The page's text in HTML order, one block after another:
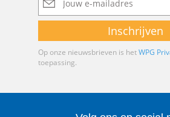
mailadres
Inschrijven
Op onze nieuwsbrieven is hetWPG
toepassing.